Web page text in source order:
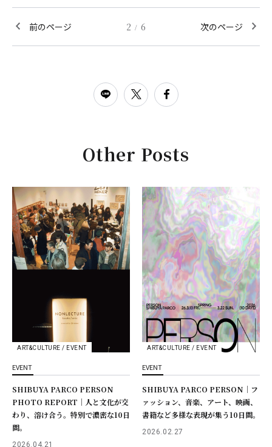
前のページ 2 / 6 次のページ
Other Posts
ART&CULTURE / EVENT
EVENT
SHIBUYA PARCO PERSON
PHOTO REPORT｜人と文化が交
わり、溶け合う。特別で濃密な10日
間。
2026.04.21
ART&CULTURE / EVENT
EVENT
SHIBUYA PARCO PERSON｜フ
ァッション、音楽、アート、映画、
書籍など多様な表現が集う10日間。
2026.02.27